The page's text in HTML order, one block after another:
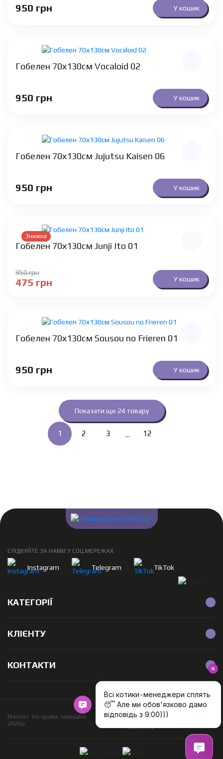
950 грн У кошик
Гобелен 70х130см Vocaloid 02
950 грн У кошик
Гобелен 70х130см Jujutsu Kaisen 06
950 грн У кошик
Знижка
Гобелен 70х130см Junji Ito 01
950грн
475 грн У кошик
Гобелен 70х130см Sousou no Frieren 01
950 грн У кошик
Показати ще 24 товару
1 2 3 ... 12
СЛІДКУЙТЕ ЗА НАМИ У СОЦ.МЕРЕЖАХ
Instagram Telegram TikTok
КАТЕГОРІЇ
КЛІЄНТУ
КОНТАКТИ
Маскот. Усі права захищені.
2026р.
Розробка
інтернет
магазину